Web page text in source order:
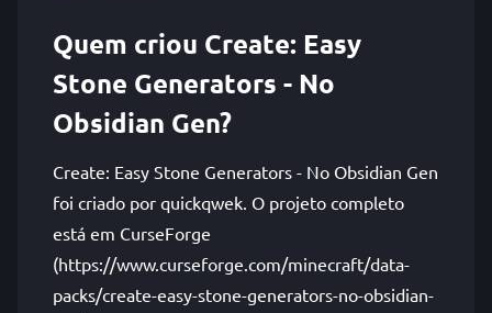
Quem criou Create: Easy
Stone Generators - No
Obsidian Gen?
Create: Easy Stone Generators - No Obsidian Gen
foi criado por quickqwek. O projeto completo
está em CurseForge
(https://www.curseforge.com/minecraft/data-
packs/create-easy-stone-generators-no-obsidian-